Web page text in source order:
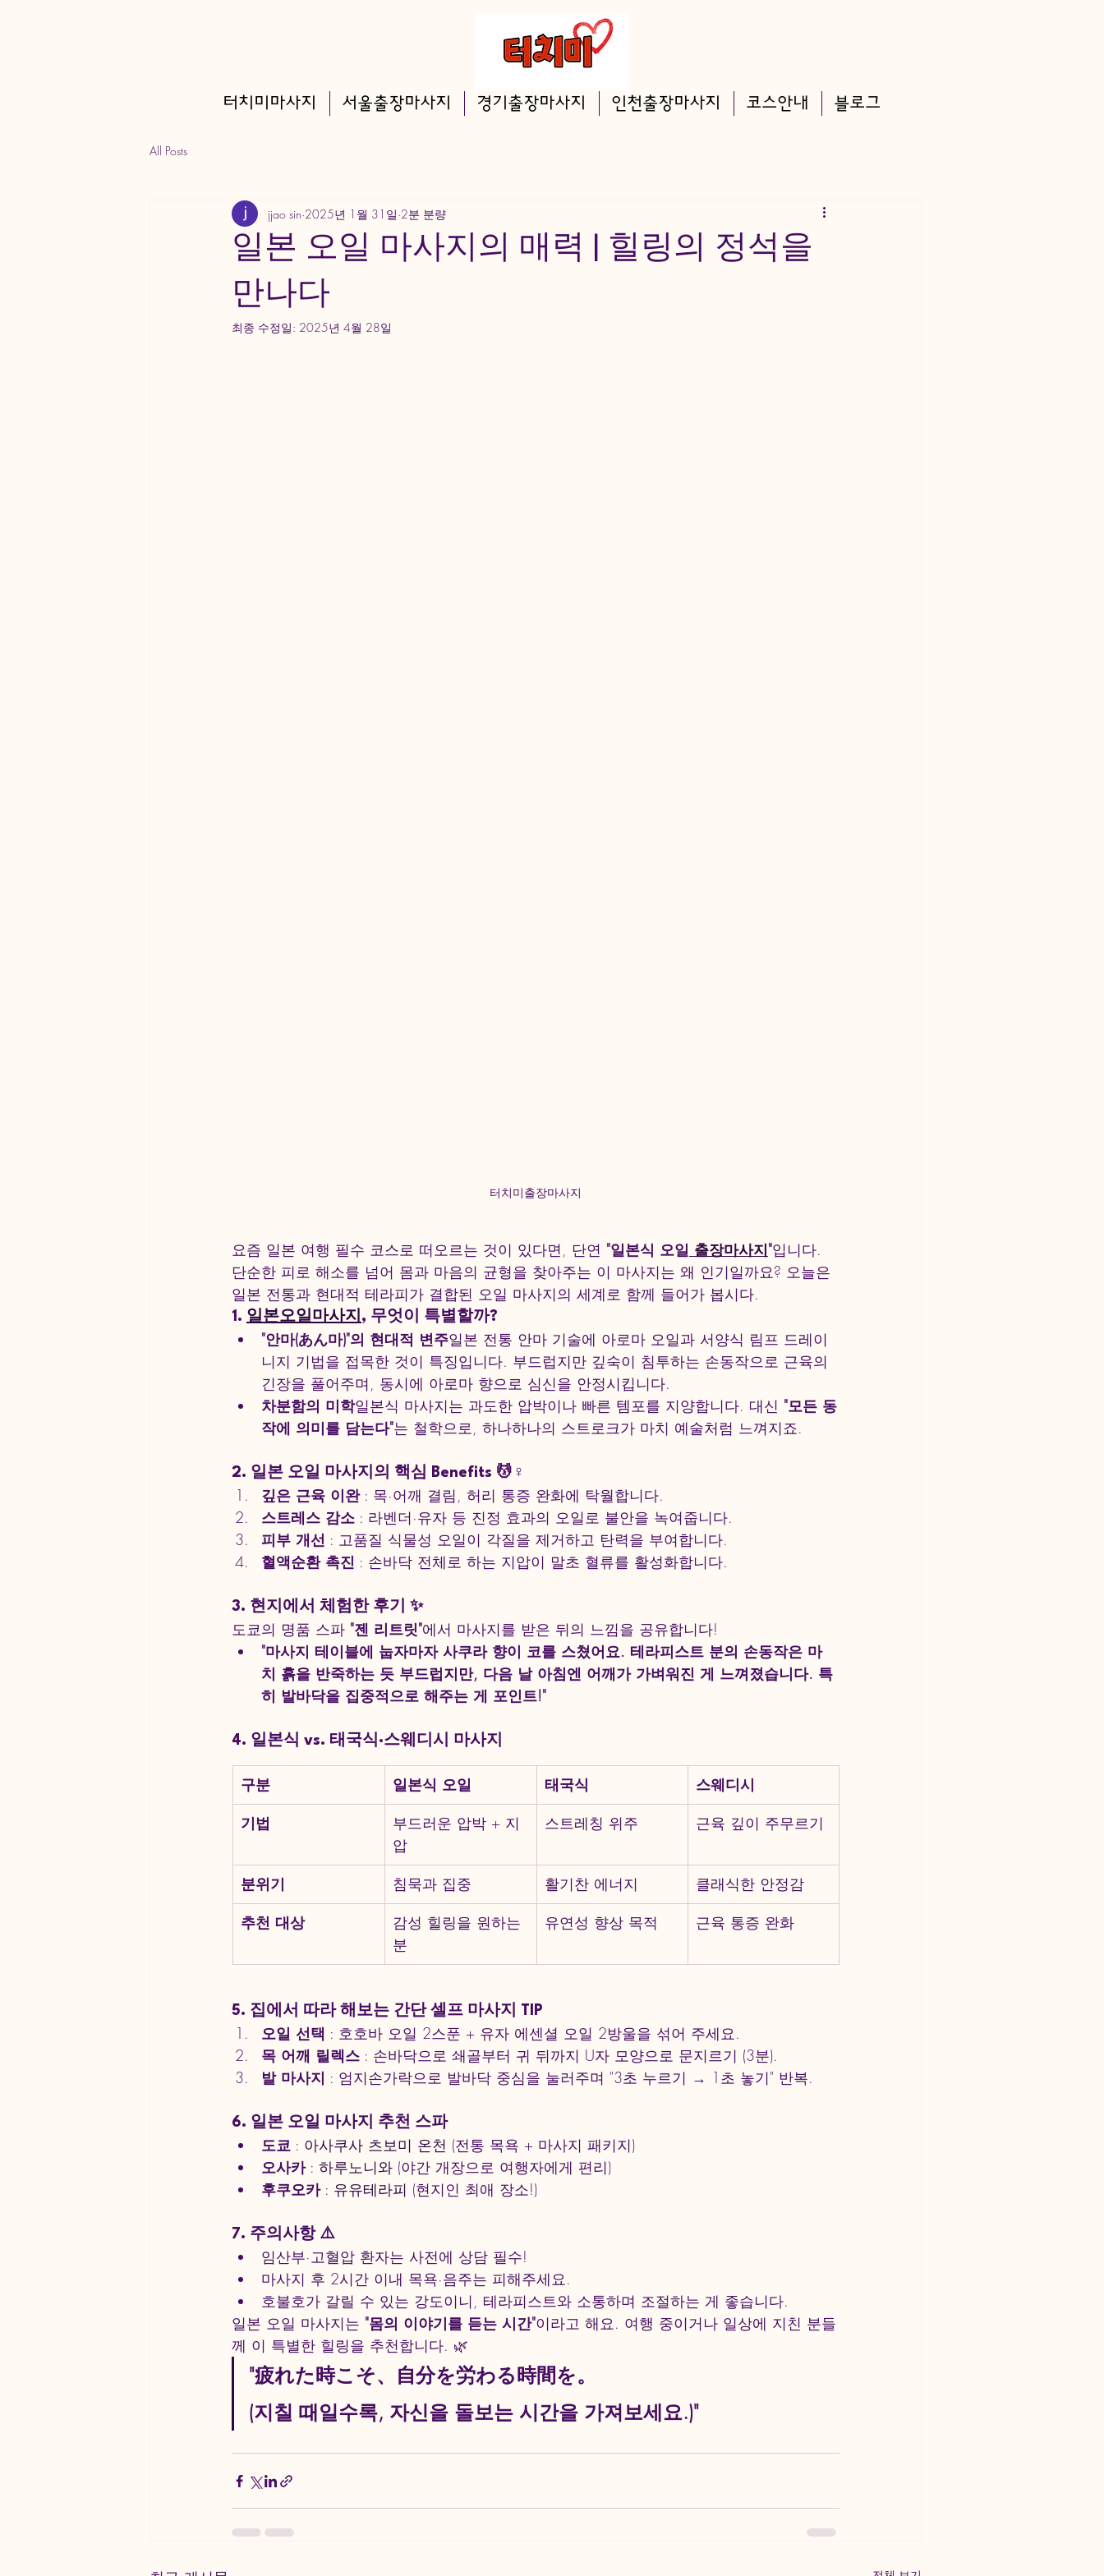
터치미마사지 서울출장마사지 경기출장마사지 인천출장마사지 코스안내 블로그
All Posts
일본 오일 마사지의 매력 | 힐링의 정석을
만나다
jjao sin 2025년 1월 31일 2분 분량
최종 수정일: 2025년 4월 28일
터치미출장마사지
요즘 일본 여행 필수 코스로 떠오르는 것이 있다면, 단연 "일본식 오일 출장마사지"입니다.
단순한 피로 해소를 넘어 몸과 마음의 균형을 찾아주는 이 마사지는 왜 인기일까요? 오늘은
일본 전통과 현대적 테라피가 결합된 오일 마사지의 세계로 함께 들어가 봅시다.
1. 일본오일마사지 , 무엇이 특별할까?
"안마(あん마)"의 현대적 변주일본 전통 안마 기술에 아로마 오일과 서양식 림프 드레이
니지 기법을 접목한 것이 특징입니다. 부드럽지만 깊숙이 침투하는 손동작으로 근육의
긴장을 풀어주며, 동시에 아로마 향으로 심신을 안정시킵니다.
차분함의 미학일본식 마사지는 과도한 압박이나 빠른 템포를 지양합니다. 대신 "모든 동
작에 의미를 담는다"는 철학으로, 하나하나의 스트로크가 마치 예술처럼 느껴지죠.
2. 일본 오일 마사지의 핵심 Benefits 💆♀️
깊은 근육 이완 : 목·어깨 결림, 허리 통증 완화에 탁월합니다.
스트레스 감소 : 라벤더·유자 등 진정 효과의 오일로 불안을 녹여줍니다.
피부 개선 : 고품질 식물성 오일이 각질을 제거하고 탄력을 부여합니다.
혈액순환 촉진 : 손바닥 전체로 하는 지압이 말초 혈류를 활성화합니다.
3. 현지에서 체험한 후기 ✨
도쿄의 명품 스파 "젠 리트릿"에서 마사지를 받은 뒤의 느낌을 공유합니다!
"마사지 테이블에 눕자마자 사쿠라 향이 코를 스쳤어요. 테라피스트 분의 손동작은 마
치 흙을 반죽하는 듯 부드럽지만, 다음 날 아침엔 어깨가 가벼워진 게 느껴졌습니다. 특
히 발바닥을 집중적으로 해주는 게 포인트!"
4. 일본식 vs. 태국식·스웨디시 마사지
구분 일본식 오일 태국식
스웨디시
기법
부드러운 압박 + 지
압
스트레칭 위주 근육 깊이 주무르기
분위기 침묵과 집중 활기찬 에너지
클래식한 안정감
추천 대상
감성 힐링을 원하는
분
유연성 향상 목적 근육 통증 완화
5. 집에서 따라 해보는 간단 셀프 마사지 TIP
오일 선택 : 호호바 오일 2스푼 + 유자 에센셜 오일 2방울을 섞어 주세요.
목 어깨 릴렉스 : 손바닥으로 쇄골부터 귀 뒤까지 U자 모양으로 문지르기 (3분).
발 마사지 : 엄지손가락으로 발바닥 중심을 눌러주며 "3초 누르기 → 1초 놓기" 반복.
6. 일본 오일 마사지 추천 스파
도쿄 : 아사쿠사 츠보미 온천 (전통 목욕 + 마사지 패키지)
오사카 : 하루노니와 (야간 개장으로 여행자에게 편리)
후쿠오카 : 유유테라피 (현지인 최애 장소!)
7. 주의사항 ⚠️
임산부·고혈압 환자는 사전에 상담 필수!
마사지 후 2시간 이내 목욕·음주는 피해주세요.
호불호가 갈릴 수 있는 강도이니, 테라피스트와 소통하며 조절하는 게 좋습니다.
일본 오일 마사지는 "몸의 이야기를 듣는 시간"이라고 해요. 여행 중이거나 일상에 지친 분들
께 이 특별한 힐링을 추천합니다. 🌿
"疲れた時こそ、自分を労わる時間を。
(지칠 때일수록, 자신을 돌보는 시간을 가져보세요.)"